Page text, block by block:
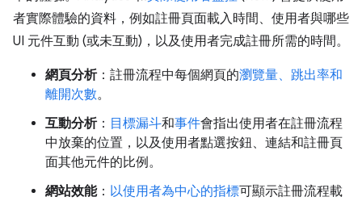
者實際體驗的資料，例如註冊頁面載入時間、使用者與哪些
UI 元件互動 (或未互動)，以及使用者完成註冊所需的時間。
網頁分析：註冊流程中每個網頁的瀏覽量、跳出率和
離開次數。
互動分析： 目標漏斗和事件會指出使用者在註冊流程
中放棄的位置，以及使用者點選按鈕、連結和註冊頁
面其他元件的比例。
網站效能： 以使用者為中心的指標可顯示註冊流程載